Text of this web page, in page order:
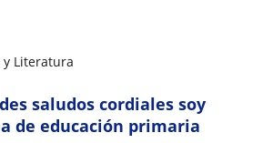
y Literatura
saludos cordiales soy
de educación primaria